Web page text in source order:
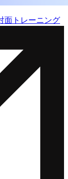
面トレーニング